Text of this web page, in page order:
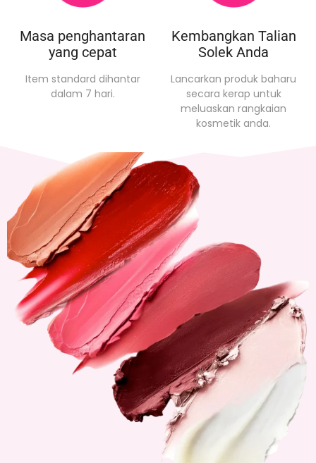
Masa penghantaran
yang cepat
Item standard dihantar
dalam 7 hari.
Kembangkan Talian
Solek Anda
Lancarkan produk baharu
secara kerap untuk
meluaskan rangkaian
kosmetik anda.